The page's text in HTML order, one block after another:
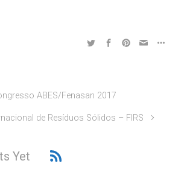
ABES/Fenasan 2017
de Resíduos Sólidos – FIRS
Yet